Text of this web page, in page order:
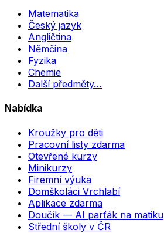
Matematika
Český jazyk
Angličtina
Němčina
Fyzika
Chemie
Další předměty…
Nabídka
Kroužky pro děti
Pracovní listy zdarma
Otevřené kurzy
Minikurzy
Firemní výuka
Domškoláci Vrchlabí
Aplikace zdarma
Doučík — AI parťák na matiku
Střední školy v ČR